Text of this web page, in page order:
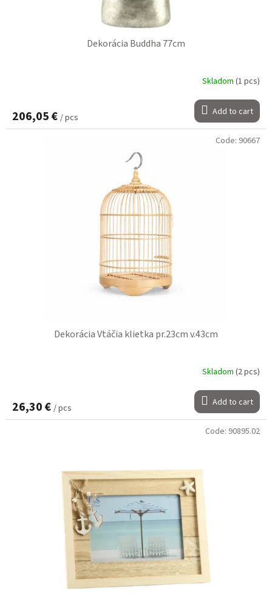
Dekorácia Buddha 77cm
Skladom (1 pcs)
206,05 € / pcs Add to cart
Dekorácia Vtáčia klietka pr.23cm v.43cm
Skladom (2 pcs)
26,30 € / pcs Add to cart
Code: 90667
Code: 90895.02